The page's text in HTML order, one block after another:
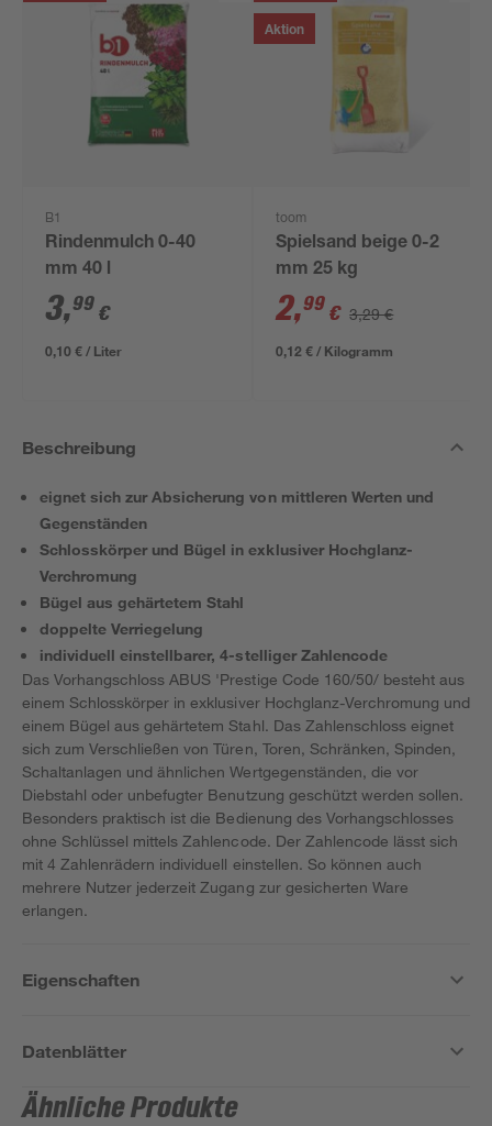
B1
Rindenmulch 0-40
mm 40 l
3,99 €
0,10 € / Liter
Aktion
toom
Spielsand beige 0-2
mm 25 kg
2,99 € 3,29 €
0,12 € / Kilogramm
Beschreibung
eignet sich zur Absicherung von mittleren Werten und
Gegenständen
Schlosskörper und Bügel in exklusiver Hochglanz-
Verchromung
Bügel aus gehärtetem Stahl
doppelte Verriegelung
individuell einstellbarer, 4-stelliger Zahlencode
Das Vorhangschloss ABUS 'Prestige Code 160/50/ besteht aus
einem Schlosskörper in exklusiver Hochglanz-Verchromung und
einem Bügel aus gehärtetem Stahl. Das Zahlenschloss eignet
sich zum Verschließen von Türen, Toren, Schränken, Spinden,
Schaltanlagen und ähnlichen Wertgegenständen, die vor
Diebstahl oder unbefugter Benutzung geschützt werden sollen.
Besonders praktisch ist die Bedienung des Vorhangschlosses
ohne Schlüssel mittels Zahlencode. Der Zahlencode lässt sich
mit 4 Zahlenrädern individuell einstellen. So können auch
mehrere Nutzer jederzeit Zugang zur gesicherten Ware
erlangen.
Eigenschaften
Datenblätter
Ähnliche Produkte